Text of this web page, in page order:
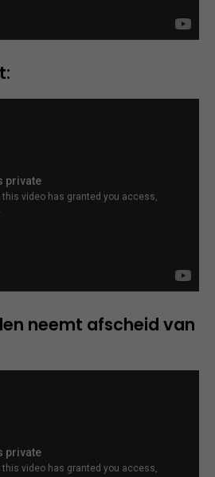
neemt afscheid van